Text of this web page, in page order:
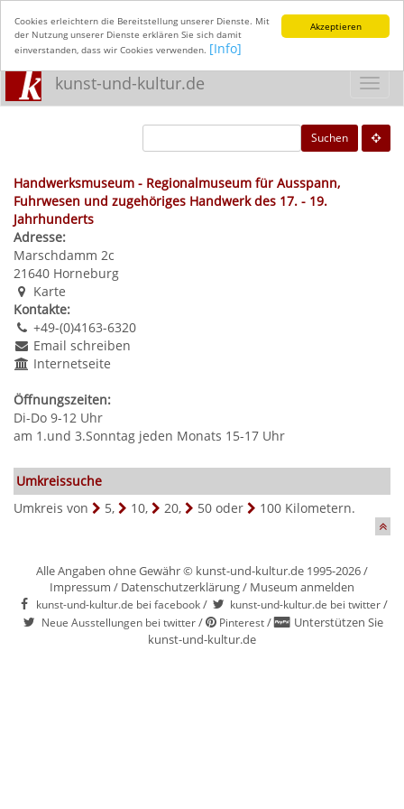
Akzeptieren
Cookies erleichtern die Bereitstellung unserer Dienste. Mit
der Nutzung unserer Dienste erklären Sie sich damit
einverstanden, dass wir Cookies verwenden. [Info]
kunst-und-kultur.de
Suchen
Handwerksmuseum - Regionalmuseum für Ausspann,
Fuhrwesen und zugehöriges Handwerk des 17. - 19.
Jahrhunderts
Adresse:
Marschdamm 2c
21640 Horneburg
Karte
Kontakte:
+49-(0)4163-6320
Email schreiben
Internetseite
Öffnungszeiten:
Di-Do 9-12 Uhr
am 1.und 3.Sonntag jeden Monats 15-17 Uhr
Umkreissuche
Umkreis von
5, 10, 20, 50 oder 100 Kilometern.
Alle Angaben ohne Gewähr © kunst-und-kultur.de 1995-2026 /
Impressum / Datenschutzerklärung/ Museum anmelden
kunst-und-kultur.de bei facebook/ kunst-und-kultur.de bei twitter/
Neue Ausstellungen bei twitter/ Pinterest/
Unterstützen Sie
kunst-und-kultur.de